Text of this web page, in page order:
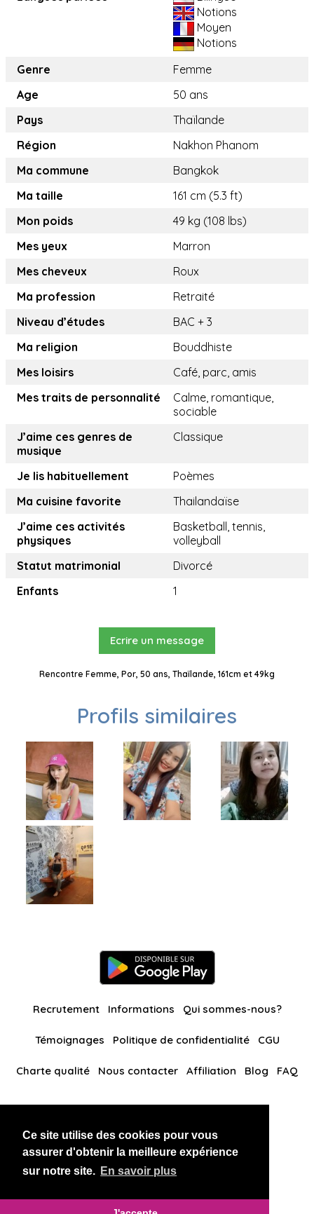
Ce site utilise des cookies pour vous
assurer d'obtenir la meilleure expérience
sur notre site. En savoir plus
Notions
Moyen
Notions
Genre
Femme
Age
50 ans
Pays
Thaïlande
Région
Nakhon Phanom
Ma commune
Bangkok
Ma taille
161 cm (5.3 ft)
Mon poids
49 kg (108 lbs)
Mes yeux
Marron
Mes cheveux
Roux
Ma profession
Retraité
Niveau d’études
BAC + 3
Ma religion
Bouddhiste
Mes loisirs
Café, parc, amis
Mes traits de personnalité
Calme, romantique,
sociable
J’aime ces genres de
musique
Classique
Je lis habituellement
Poèmes
Ma cuisine favorite
Thailandaïse
J’aime ces activités
physiques
Basketball, tennis,
volleyball
Statut matrimonial
Divorcé
Enfants
1
Ecrire un message
Rencontre Femme, Por, 50 ans, Thaïlande, 161cm et 49kg
Profils similaires
Recrutement Informations Qui sommes-nous?
Témoignages Politique de confidentialité CGU
Charte qualité Nous contacter Affiliation Blog FAQ
BlackAndBeauties RussianKisses